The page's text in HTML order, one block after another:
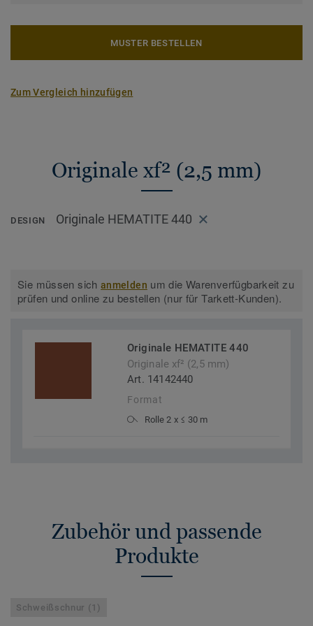
MUSTER BESTELLEN
Zum Vergleich hinzufügen
Originale xf² (2,5 mm)
DESIGN Originale HEMATITE 440
Sie müssen sichanmelden um die Warenverfügbarkeit zu
prüfen und online zu bestellen (nur für Tarkett-Kunden).
Originale HEMATITE 440
Originale xf² (2,5 mm)
Art. 14142440
Format
Rolle 2 x ≤ 30 m
Zubehör und passende
Produkte
Schweißschnur (1)